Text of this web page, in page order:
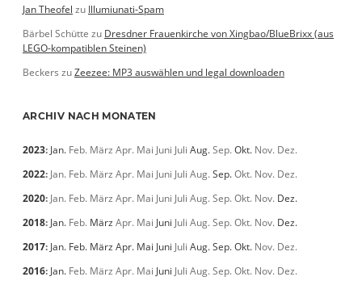
Jan Theofel zu Illumiunati-Spam
Bärbel Schütte zu Dresdner Frauenkirche von Xingbao/BlueBrixx (aus
LEGO-kompatiblen Steinen)
Beckers zuZeezee: MP3 auswählen und legal downloaden
ARCHIV NACH MONATEN
2023: Jan. Feb. März Apr. Mai Juni Juli Aug.Sep.Okt. Nov. Dez.
2022: Jan. Feb. März Apr. Mai Juni Juli Aug.Sep.Okt. Nov. Dez.
2020: Jan. Feb. März Apr. Mai Juni Juli Aug.Sep.Okt. Nov. Dez.
2018: Jan. Feb. März Apr. Mai Juni Juli Aug.Sep.Okt. Nov. Dez.
2017: Jan. Feb. März Apr. Mai Juni Juli Aug.Sep.Okt. Nov. Dez.
2016: Jan. Feb. März Apr. Mai Juni Juli Aug.Sep.Okt. Nov. Dez.